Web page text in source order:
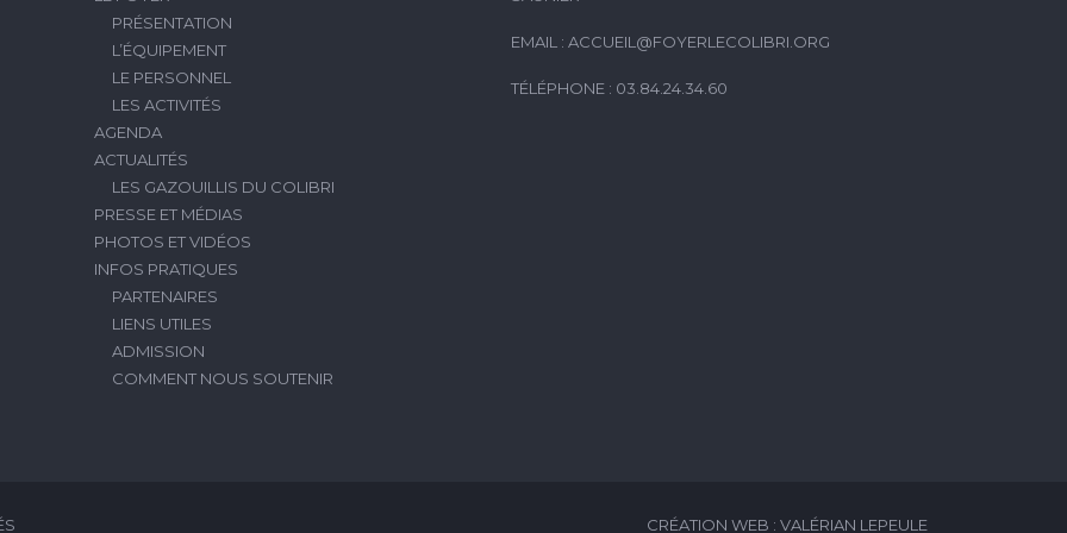
PRÉSENTATION
L’ÉQUIPEMENT
LE PERSONNEL
LES ACTIVITÉS
AGENDA
ACTUALITÉS
LES GAZOUILLIS DU COLIBRI
PRESSE ET MÉDIAS
PHOTOS ET VIDÉOS
INFOS PRATIQUES
PARTENAIRES
LIENS UTILES
ADMISSION
COMMENT NOUS SOUTENIR
EMAIL : ACCUEIL@FOYERLECOLIBRI.ORG
TÉLÉPHONE : 03.84.24.34.60
CRÉATION WEB : VALÉRIAN LEPEULE